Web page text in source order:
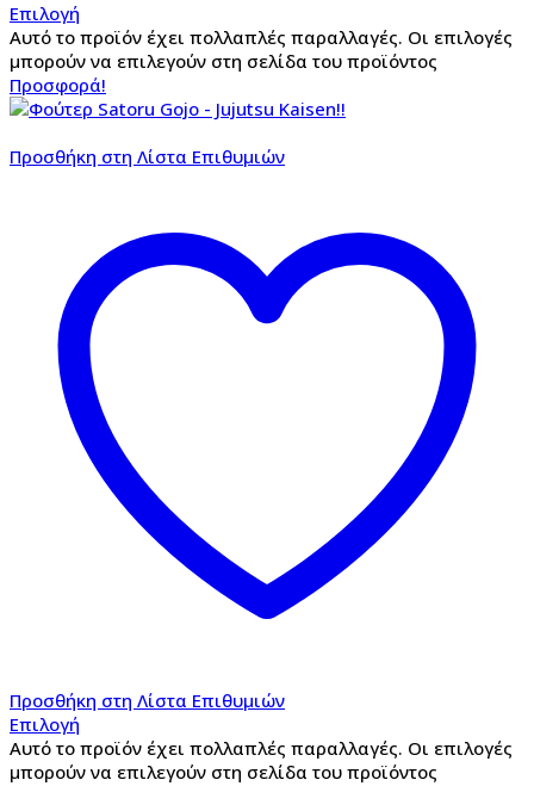
Επιλογή
Αυτό το προϊόν έχει πολλαπλές παραλλαγές. Οι επιλογές
μπορούν να επιλεγούν στη σελίδα του προϊόντος
Προσφορά!
Προσθήκη στη Λίστα Επιθυμιών
Προσθήκη στη Λίστα Επιθυμιών
Επιλογή
Αυτό το προϊόν έχει πολλαπλές παραλλαγές. Οι επιλογές
μπορούν να επιλεγούν στη σελίδα του προϊόντος